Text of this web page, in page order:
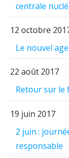
centrale
12 octobre
Le nouvel
22 août 2017
Retour sur le
19 juin 2017
2 juin :
responsable